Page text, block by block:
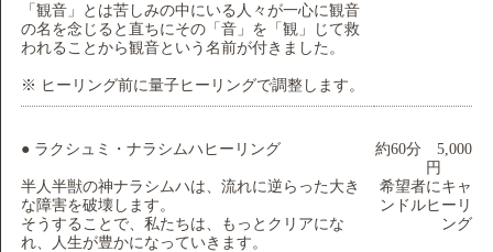
「観音」とは苦しみの中にいる人々が一心に観音
の名を念じると直ちにその「音」を「観」じて救
われることから観音という名前が付きました。
※ ヒーリング前に量子ヒーリングで調整します。
● ラクシュミ・ナラシムハヒーリング
半人半獣の神ナラシムハは、流れに逆らった大き
な障害を破壊します。
そうすることで、私たちは、もっとクリアにな
れ、人生が豊かになっていきます。
約60分 5,000
円
希望者にキャ
ンドルヒーリ
ング